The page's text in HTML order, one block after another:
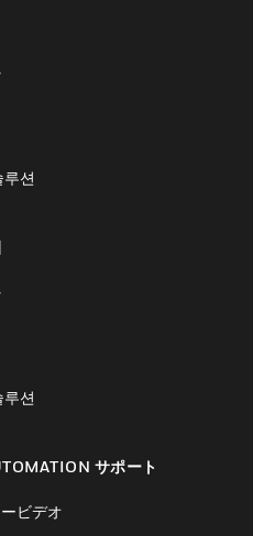
루션
루션
サポート
ビデオ